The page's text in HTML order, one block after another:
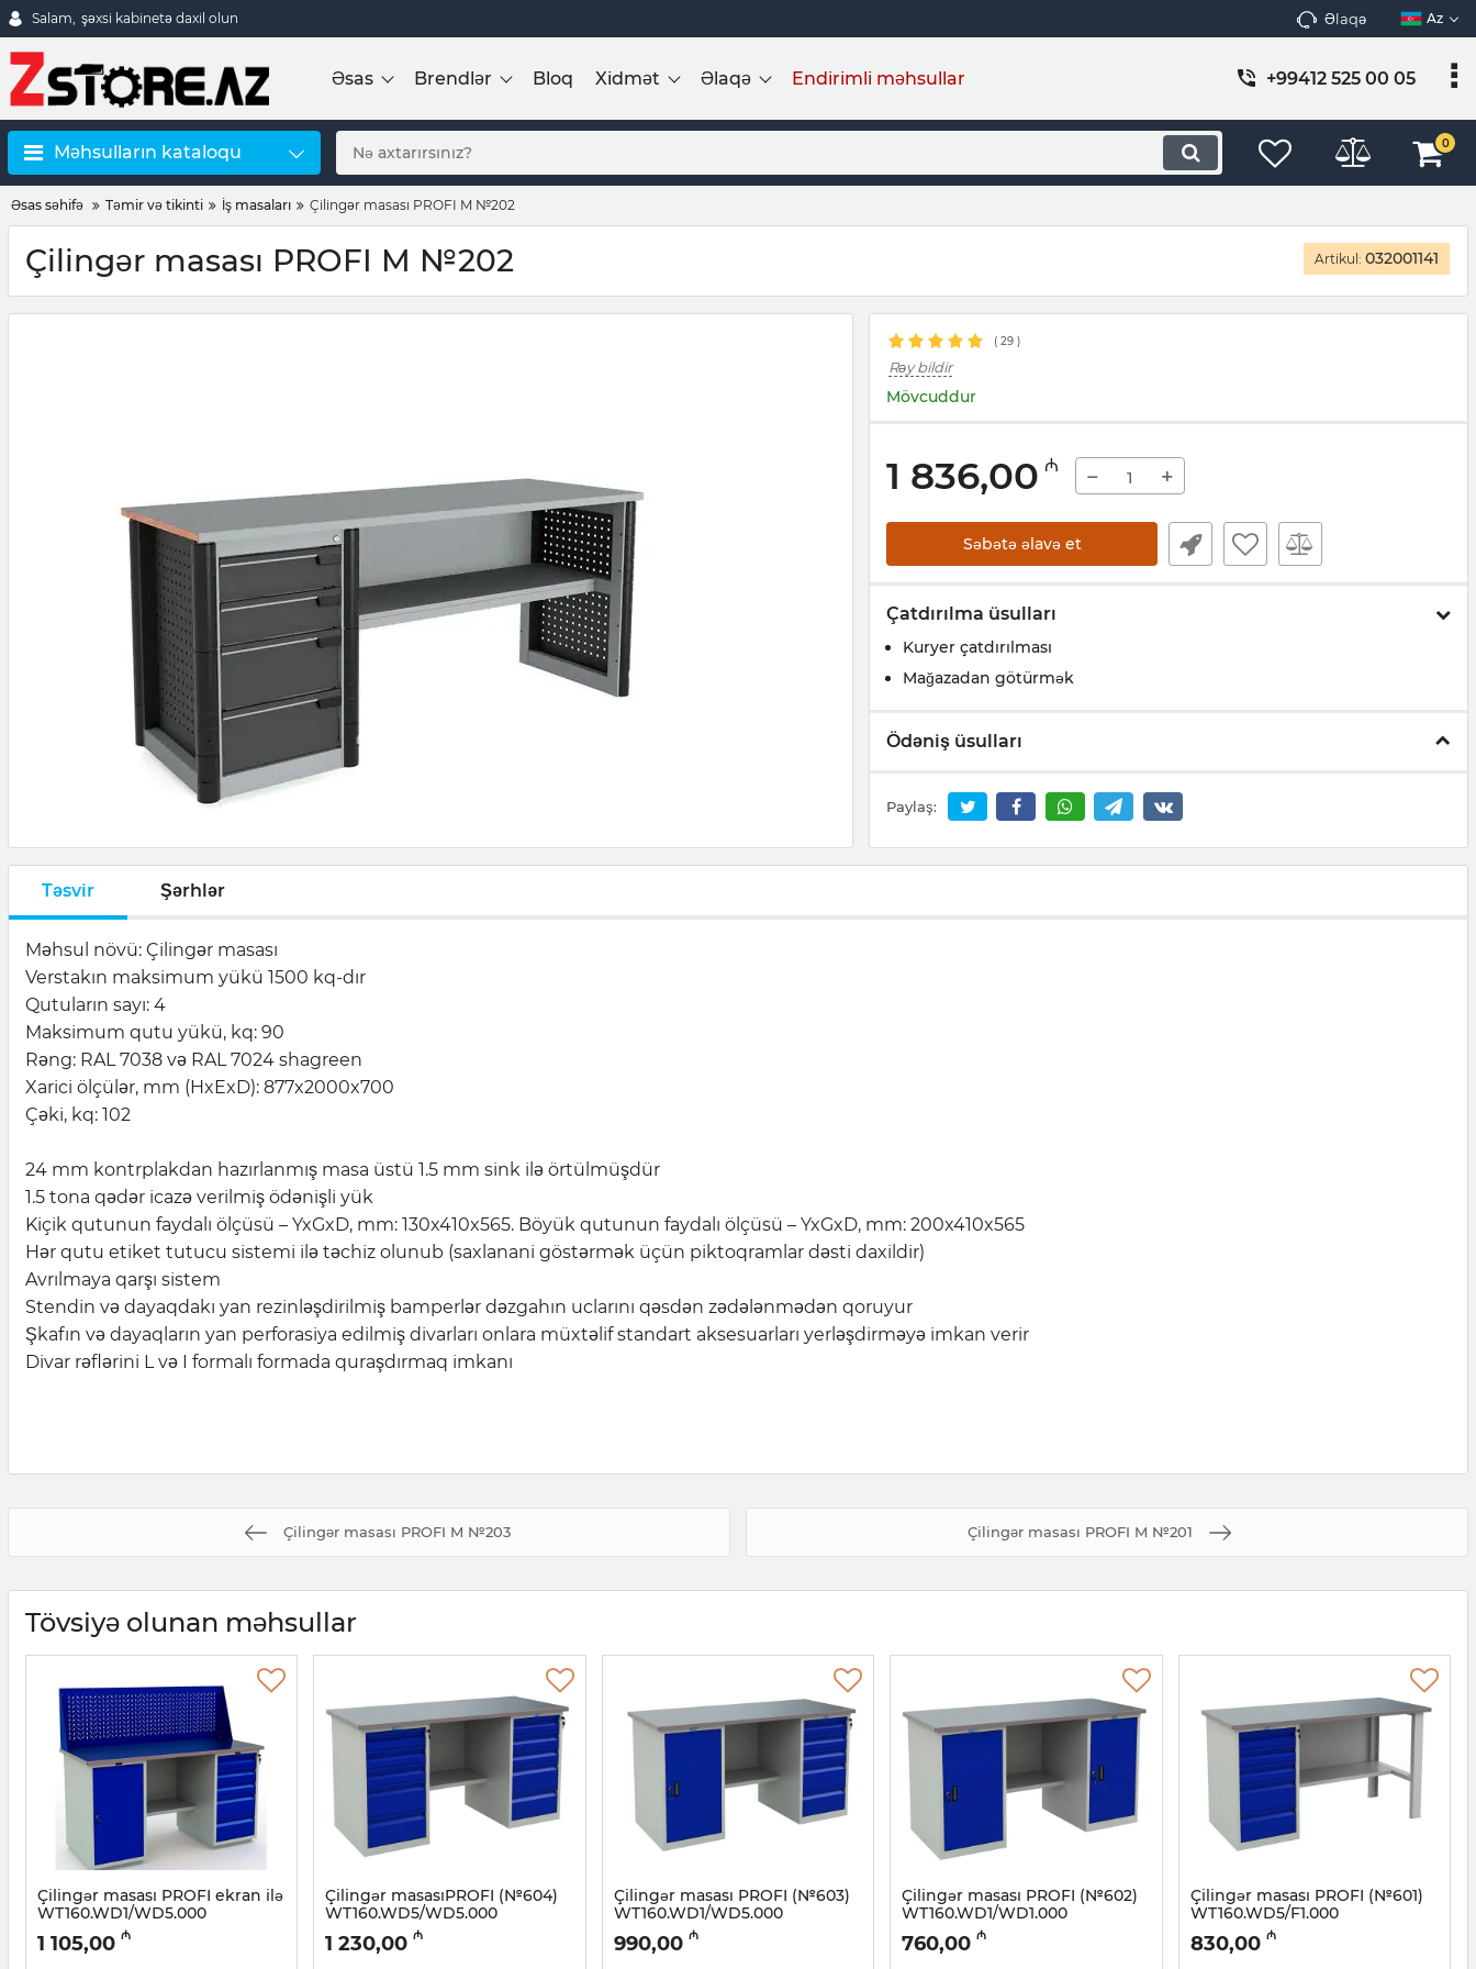
Salam, şəxsi kabinetə daxil olun Əlaqə Az
Əsas Brendlər Bloq Xidmət Əlaqə Endirimli məhsullar +99412 525 00 05
Məhsulların kataloqu 0
Əsas səhifə Təmir və tikinti İş masaları Çilingər masası PROFI M №202
Çilingər masası PROFI M №202 Artikul: 032001141
( 29 )
Rəy bildir
Mövcuddur
1 836,00 ₼ − +
Səbətə əlavə et
Çatdırılma üsulları
Kuryer çatdırılması
Mağazadan götürmək
Ödəniş üsulları
Paylaş:
Təsvir Şərhlər
Məhsul növü: Çilingər masası
Verstakın maksimum yükü 1500 kq-dır
Qutuların sayı: 4
Maksimum qutu yükü, kq: 90
Rəng: RAL 7038 və RAL 7024 shagreen
Xarici ölçülər, mm (HxExD): 877x2000x700
Çəki, kq: 102
24 mm kontrplakdan hazırlanmış masa üstü 1.5 mm sink ilə örtülmüşdür
1.5 tona qədər icazə verilmiş ödənişli yük
Kiçik qutunun faydalı ölçüsü – YxGxD, mm: 130x410x565. Böyük qutunun faydalı ölçüsü – YxGxD, mm: 200x410x565
Hər qutu etiket tutucu sistemi ilə təchiz olunub (saxlanani göstərmək üçün piktoqramlar dəsti daxildir)
Avrılmaya qarşı sistem
Stendin və dayaqdakı yan rezinləşdirilmiş bamperlər dəzgahın uclarını qəsdən zədələnmədən qoruyur
Şkafın və dayaqların yan perforasiya edilmiş divarları onlara müxtəlif standart aksesuarları yerləşdirməyə imkan verir
Divar rəflərini L və I formalı formada quraşdırmaq imkanı
Çilingər masası PROFI M №203 Çilingər masası PROFI M №201
Tövsiyə olunan məhsullar
Çilingər masası PROFI ekran ilə
WT160.WD1/WD5.000
Artikul: 032001136
1 105,00 ₼
Çilingər masasıPROFI (№604)
WT160.WD5/WD5.000
Artikul: 032001135
1 230,00 ₼
Çilingər masası PROFI (№603)
WT160.WD1/WD5.000
Artikul: 032001134
990,00 ₼
Çilingər masası PROFI (№602)
WT160.WD1/WD1.000
Artikul: 032001133
760,00 ₼
Çilingər masası PROFI (№601)
WT160.WD5/F1.000
Artikul: 032001132
830,00 ₼